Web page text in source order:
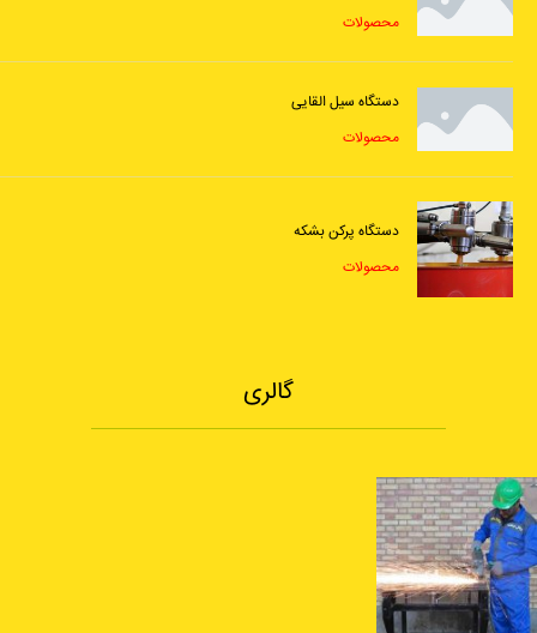
محصولات
دستگاه سیل القایی
محصولات
دستگاه پرکن بشکه
محصولات
گالری